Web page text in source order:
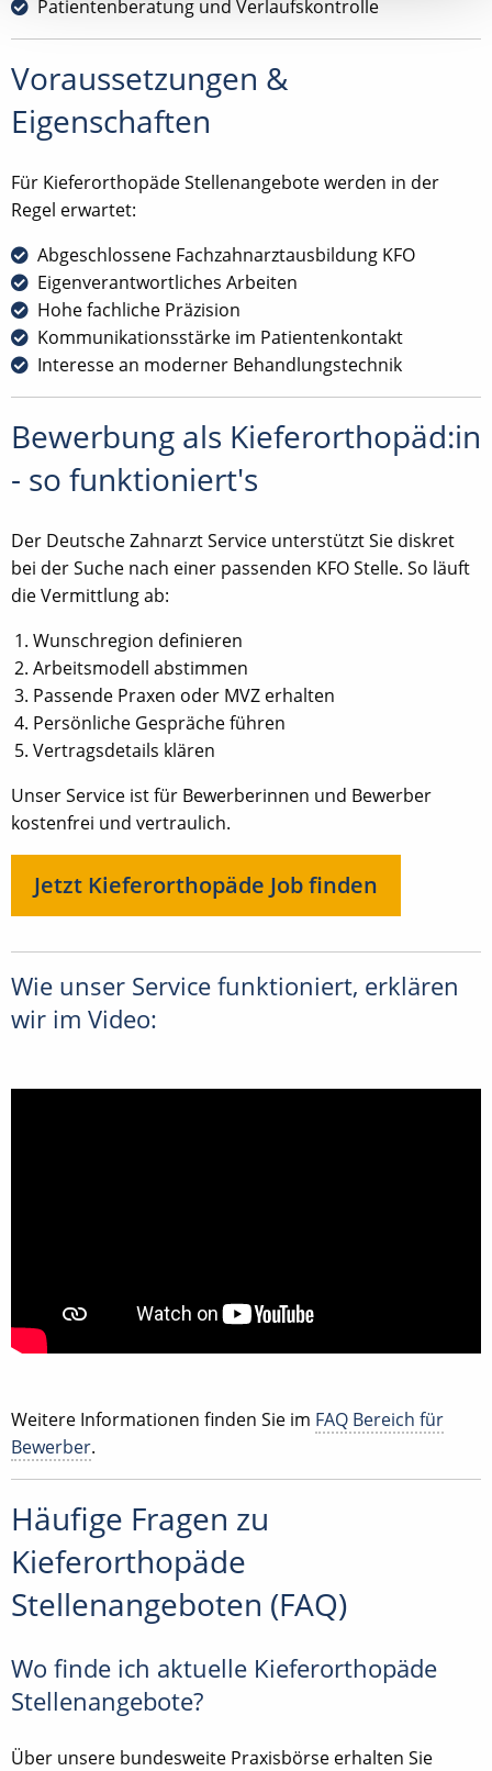
Patientenberatung und Verlaufskontrolle
Voraussetzungen &
Eigenschaften
Für Kieferorthopäde Stellenangebote werden in der
Regel erwartet:
Abgeschlossene Fachzahnarztausbildung KFO
Eigenverantwortliches Arbeiten
Hohe fachliche Präzision
Kommunikationsstärke im Patientenkontakt
Interesse an moderner Behandlungstechnik
Bewerbung als Kieferorthopäd:in
- so funktioniert's
Der Deutsche Zahnarzt Service unterstützt Sie diskret
bei der Suche nach einer passenden KFO Stelle. So läuft
die Vermittlung ab:
Wunschregion definieren
Arbeitsmodell abstimmen
Passende Praxen oder MVZ erhalten
Persönliche Gespräche führen
Vertragsdetails klären
Unser Service ist für Bewerberinnen und Bewerber
kostenfrei und vertraulich.
Jetzt Kieferorthopäde Job finden
Wie unser Service funktioniert, erklären
wir im Video:
Weitere Informationen finden Sie im FAQ Bereich für
Bewerber.
Häufige Fragen zu
Kieferorthopäde
Stellenangeboten (FAQ)
Wo finde ich aktuelle Kieferorthopäde
Stellenangebote?
Über unsere bundesweite Praxisbörse erhalten Sie